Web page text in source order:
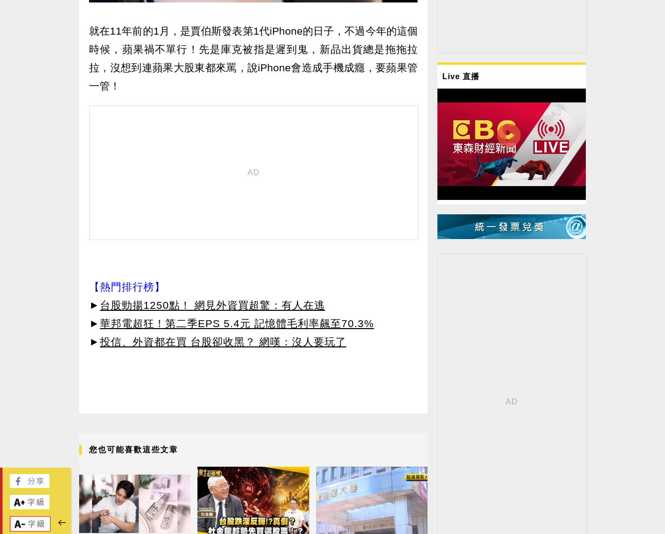
就在11年前的1月，是賈伯斯發表第1代iPhone的日子，不過今年的這個
時候，蘋果禍不單行！先是庫克被指是遲到鬼，新品出貨總是拖拖拉
拉，沒想到連蘋果大股東都來罵，說iPhone會造成手機成癮，要蘋果管
一管！
【熱門排行榜】
► 台股勁揚1250點！ 網見外資買超驚：有人在逃
► 華邦電超狂！第二季EPS 5.4元 記憶體毛利率飆至70.3%
► 投信、外資都在買 台股卻收黑？ 網嘆：沒人要玩了
您也可能喜歡這些文章
Live 直播